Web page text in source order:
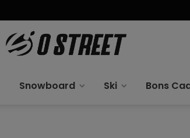
Snowboard Ski Bons